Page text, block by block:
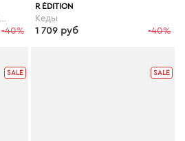
-40%
R ÉDITION
Кеды
-40%
1 709 руб
SALE SALE